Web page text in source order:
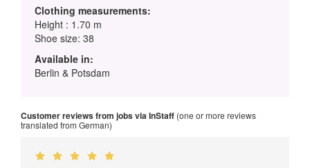
Clothing measurements:
Height : 1.70 m
Shoe size: 38
Available in:
Berlin & Potsdam
Customer reviews from jobs via InStaff (one or more reviews
translated from German)